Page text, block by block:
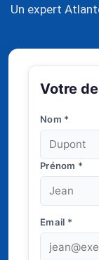
Un expert
Votre
Nom *
Prénom *
Email *